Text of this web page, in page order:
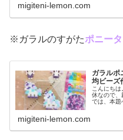
migiteni-lemon.com
※ガラルのすがたポニータ
ガラル
均ビーズ
こんにち
休なので
では、本題
migiteni-lemon.com